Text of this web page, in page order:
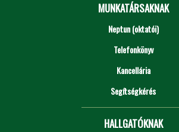
MUNKATÁRSAKNAK
Neptun (oktatói)
Telefonkönyv
Kancellária
Segítségkérés
HALLGATÓKNAK